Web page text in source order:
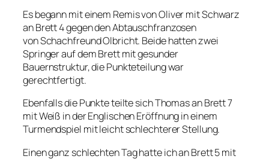
Es begann mit einem Remis von Oliver mit Schwarz
an Brett 4 gegen den Abtauschfranzosen
von Schachfreund Olbricht. Beide hatten zwei
Springer auf dem Brett mit gesunder
Bauernstruktur, die Punkteteilung war
gerechtfertigt.
Ebenfalls die Punkte teilte sich Thomas an Brett 7
mit Weiß in der Englischen Eröffnung in einem
Turmendspiel mit leicht schlechterer Stellung.
Einen ganz schlechten Tag hatte ich an Brett 5 mit